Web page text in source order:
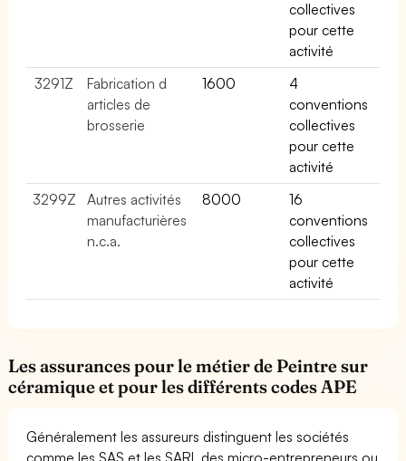
collectives
pour cette
activité
3291Z
Fabrication d
articles de
brosserie
1600
4
conventions
collectives
pour cette
activité
3299Z
Autres activités
manufacturières
n.c.a.
8000
16
conventions
collectives
pour cette
activité
Les assurances pour le métier de Peintre sur
céramique et pour les différents codes APE
Généralement les assureurs distinguent les sociétés
comme les SAS et les SARL des micro-entrepreneurs ou